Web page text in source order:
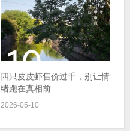
四只皮皮虾售价过千，别让情
绪跑在真相前
2026-05-10